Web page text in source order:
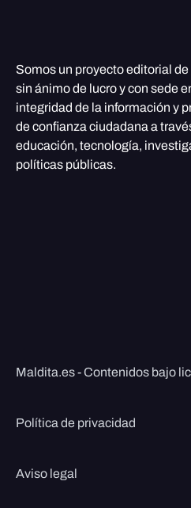
Somos un proyecto editorial de
sin ánimo de lucro y con sede
integridad de la información y
de confianza ciudadana a
educación, tecnología,
políticas públicas.
Maldita.es - Contenidos bajo
Política de privacidad
Aviso legal